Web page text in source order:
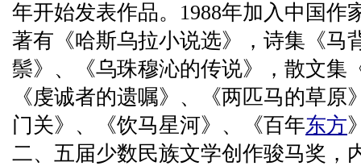
年开始发表作品。1988年加入中国作
著有《哈斯乌拉小说选》，诗集《马
鬃》、《乌珠穆沁的传说》，散文集
《虔诚者的遗嘱》、《两匹马的草
门关》、《饮马星河》、《百年东方
二、五届少数民族文学创作骏马奖，